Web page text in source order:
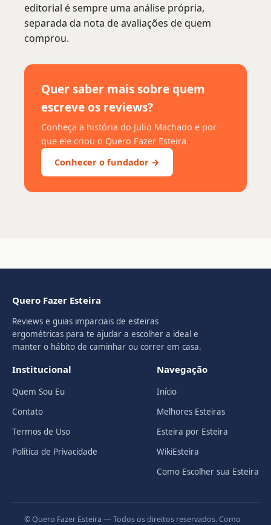
editorial é sempre uma análise própria,
separada da nota de avaliações de quem
comprou.
Quer saber mais sobre quem
escreve os reviews?
Conheça a história do Julio Machado e por
que ele criou o Quero Fazer Esteira.
Conhecer o fundador →
Quero Fazer Esteira
Reviews e guias imparciais de esteiras
ergométricas para te ajudar a escolher a ideal e
manter o hábito de caminhar ou correr em casa.
Institucional
Quem Sou Eu
Contato
Termos de Uso
Política de Privacidade
Navegação
Início
Melhores Esteiras
Esteira por Esteira
WikiEsteira
Como Escolher sua Esteira
© Quero Fazer Esteira — Todos os direitos reservados. Como